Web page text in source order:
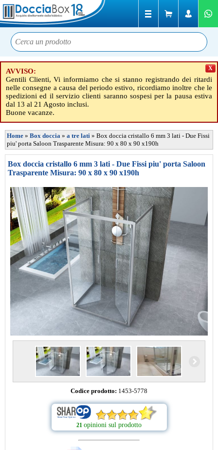
AVVISO:
Gentili Clienti, Vi informiamo che si stanno registrando dei ritardi
nelle consegne a causa del periodo estivo, ricordiamo inoltre che le
spedizioni ed il servizio clienti saranno sospesi per la pausa estiva
dal 13 al 21 Agosto inclusi.
Buone vacanze.
X
Home » Box doccia » a tre lati » Box doccia cristallo 6 mm 3 lati - Due Fissi
piu' porta Saloon Trasparente Misura: 90 x 80 x 90 x190h
Box doccia cristallo 6 mm 3 lati - Due Fissi piu' porta Saloon
Trasparente Misura: 90 x 80 x 90 x190h
Codice prodotto: 1453-5778
21 opinioni sul prodotto